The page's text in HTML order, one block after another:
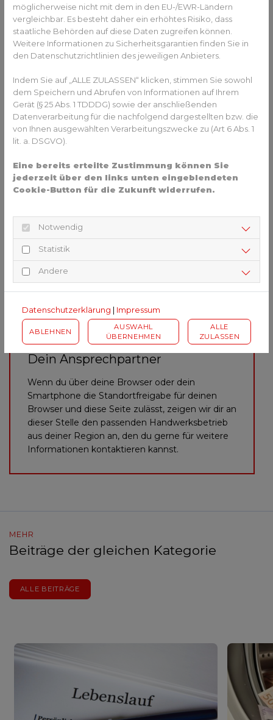
ZURÜCK ZUR ÜBERSICHT
HINWEIS
Dein Ansprechpartner
Wenn du über deine Browser oder dein
Smartphone die Standortfreigabe für deinen
Browser und diese Seite zulässt, zeigen wir dir an
dieser Stelle den passenden Handwerksbetrieb
aus deiner Region an, den du gerne für weitere
Informationen kontaktieren kannst.
Optik aus Keramik
Wer den kühlen Look von Beton oder unregelmäßige
Natursteine nicht mag, der kann (sich) in diesem Jahr auf
verleihen der Terrasse nicht nur eine behagliche
Atmosphäre, sondern die Struktur ist sogar haptisch
spürbar. Durch eine aufwendige Digitaltechnik lässt sich
nämlich eine einzigartige Musterung erreichen. Das
ermöglicht im Sommer nicht nur einen festen Tritt,
Aufgrund von Härte, Langlebigkeit und Belastbarkeit ist
Keramik eine echte Alternative zu Naturstein. Die
Mehr Informationen zum Thema Steinmetz finden Sie hier.
MEHR
Beiträge der gleichen Kategorie
ALLE BEITRÄGE
möglicherweise nicht mit dem in den EU-/EWR-Ländern
vergleichbar. Es besteht daher ein erhöhtes Risiko, dass
staatliche Behörden auf diese Daten zugreifen können.
Weitere Informationen zu Sicherheitsgarantien finden Sie in
den Datenschutzrichtlinien des jeweiligen Anbieters.
Indem Sie auf „ALLE ZULASSEN“ klicken, stimmen Sie sowohl
dem Speichern und Abrufen von Informationen auf Ihrem
Gerät (§ 25 Abs. 1 TDDDG) sowie der anschließenden
Datenverarbeitung für die nachfolgend dargestellten bzw. die
von Ihnen ausgewählten Verarbeitungszwecke zu (Art 6 Abs. 1
lit. a. DSGVO).
Eine bereits erteilte Zustimmung können Sie
jederzeit über den links unten eingeblendeten
Cookie-Button für die Zukunft widerrufen.
Notwendig
Statistik
Andere
Datenschutzerklärung | Impressum
ABLEHNEN
AUSWAHL
ÜBERNEHMEN
ALLE
ZULASSEN